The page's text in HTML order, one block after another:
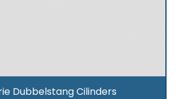
Dubbelstang Cilinders